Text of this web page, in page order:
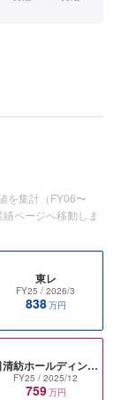
を集計（FY06〜
ページへ移動しま
東レ
FY25 / 2026/3
838万円
日清紡ホールディングス
FY25 / 2025/12
759万円